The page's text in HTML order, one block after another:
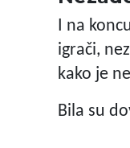
I na
igrači,
kako je
Bila su